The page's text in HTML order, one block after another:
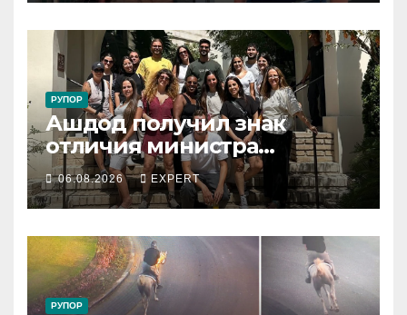
РУПОР
Ашдод получил знак
отличия министра
обороны за поддержку
резервистов
06.08.2026 EXPERT
РУПОР